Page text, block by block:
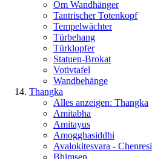
Om Wandhänger
Tantrischer Totenkopf
Tempelwächter
Türbehang
Türklopfer
Statuen-Brokat
Votivtafel
Wandbehänge
Thangka
Alles anzeigen: Thangka
Amitabha
Amitayus
Amogghasiddhi
Avalokitesvara - Chenresi
Bhimsen